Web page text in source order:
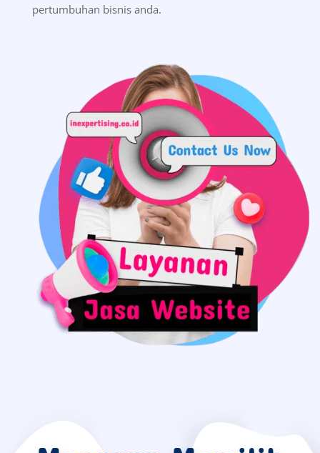
pertumbuhan bisnis anda.